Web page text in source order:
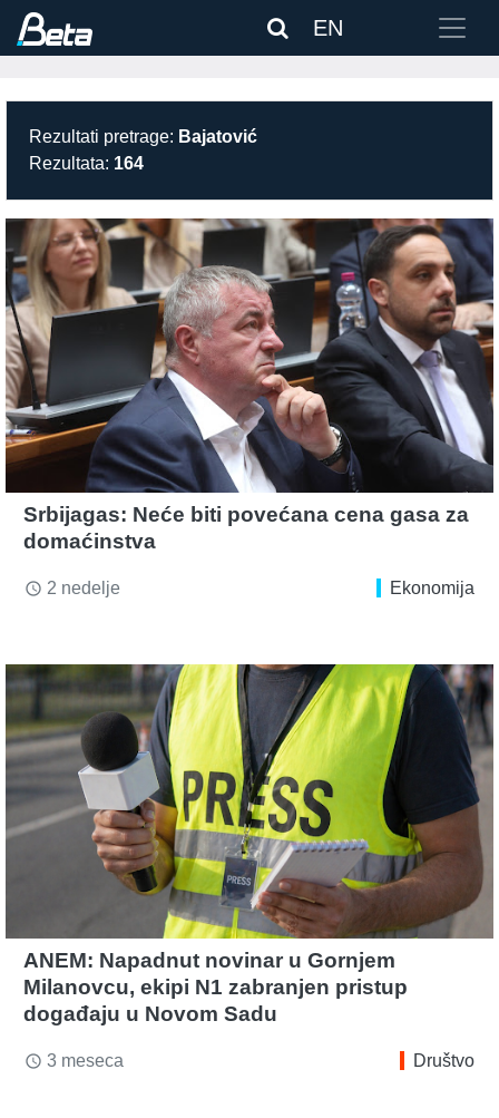
EN
Rezultati pretrage: Bajatović
Rezultata: 164
Srbijagas: Neće biti povećana cena gasa za
domaćinstva
access_time 2 nedelje Ekonomija
ANEM: Napadnut novinar u Gornjem
Milanovcu, ekipi N1 zabranjen pristup
događaju u Novom Sadu
access_time 3 meseca Društvo